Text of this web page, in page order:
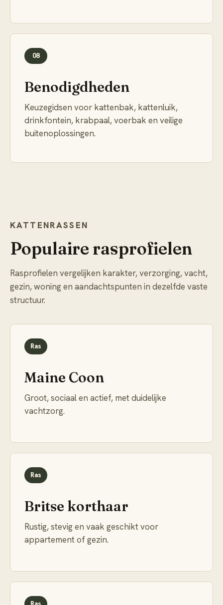
08
Benodigdheden
Keuzegidsen voor kattenbak, kattenluik,
drinkfontein, krabpaal, voerbak en veilige
buitenoplossingen.
KATTENRASSEN
Populaire rasprofielen
Rasprofielen vergelijken karakter, verzorging, vacht,
gezin, woning en aandachtspunten in dezelfde vaste
structuur.
Ras
Maine Coon
Groot, sociaal en actief, met duidelijke
vachtzorg.
Ras
Britse korthaar
Rustig, stevig en vaak geschikt voor
appartement of gezin.